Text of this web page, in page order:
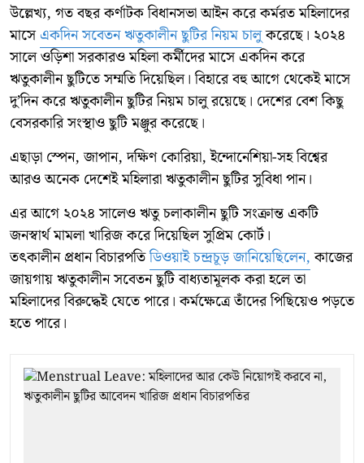
উল্লেখ্য, গত বছর কর্ণাটক বিধানসভা আইন করে কর্মরত মহিলাদের
মাসেএকদিন সবেতন ঋতুকালীন ছুটির নিয়ম চালুকরেছে। ২০২৪
সালে ওড়িশা সরকারও মহিলা কর্মীদের মাসে একদিন করে
ঋতুকালীন ছুটিতে সম্মতি দিয়েছিল। বিহারে বহু আগে থেকেই মাসে
দু’দিন করে ঋতুকালীন ছুটির নিয়ম চালু রয়েছে। দেশের বেশ কিছু
বেসরকারি সংস্থাও ছুটি মঞ্জুর করেছে।
এছাড়া স্পেন, জাপান, দক্ষিণ কোরিয়া, ইন্দোনেশিয়া-সহ বিশ্বের
আরও অনেক দেশেই মহিলারা ঋতুকালীন ছুটির সুবিধা পান।
এর আগে ২০২৪ সালেও ঋতু চলাকালীন ছুটি সংক্রান্ত একটি
জনস্বার্থ মামলা খারিজ করে দিয়েছিল সুপ্রিম কোর্ট।
তৎকালীন প্রধান বিচারপতিডিওয়াই চন্দ্রচূড় জানিয়েছিলেন,কাজের
জায়গায় ঋতুকালীন সবেতন ছুটি বাধ্যতামূলক করা হলে তা
মহিলাদের বিরুদ্ধেই যেতে পারে। কর্মক্ষেত্রে তাঁদের পিছিয়েও পড়তে
হতে পারে।